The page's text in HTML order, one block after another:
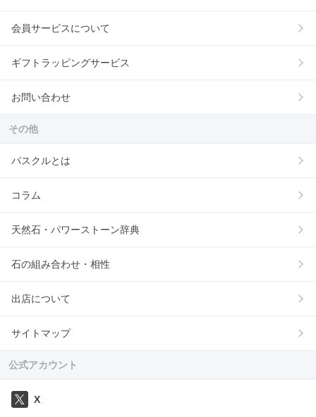
会員サービスについて
ギフトラッピングサービス
お問い合わせ
その他
パスクルとは
コラム
天然石・パワーストーン辞典
石の組み合わせ・相性
出店について
サイトマップ
公式アカウント
X